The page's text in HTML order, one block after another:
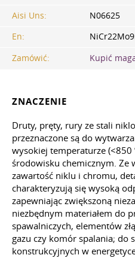
Aisi Uns:
N06625
En:
Zamówić:
Kupić
ZNACZENIE
Druty, pręty, rury ze stali
przeznaczone są do
wysokiej temperaturze (<850
środowisku chemicznym. Ze
zawartość niklu i chromu,
charakteryzują się wysoką
zapewniając zwiększoną
niezbędnym materiałem do
spawalniczych, elementów
gazu czy komór spalania; do
konstrukcyjnych w